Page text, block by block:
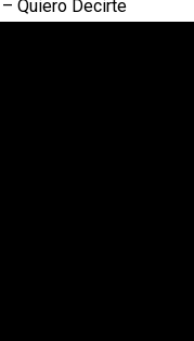
Quiero Decirte